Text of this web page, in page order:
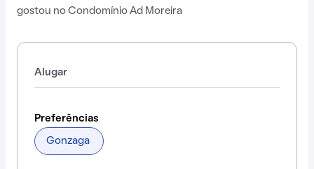
gostou no Condomínio Ad Moreira
Alugar
Preferências
Gonzaga